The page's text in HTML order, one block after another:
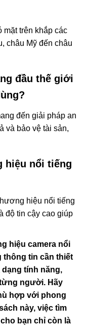
mặt trên khắp các
châu Mỹ đến châu
đầu thế giới
đến giải pháp an
và bảo vệ tài sản,
hiệu nổi tiếng
hiệu nổi tiếng
độ tin cậy cao giúp
hiệu camera nổi
thông tin cần thiết
tính năng,
người. Hãy
hợp với phong
này, việc tìm
bạn chỉ còn là